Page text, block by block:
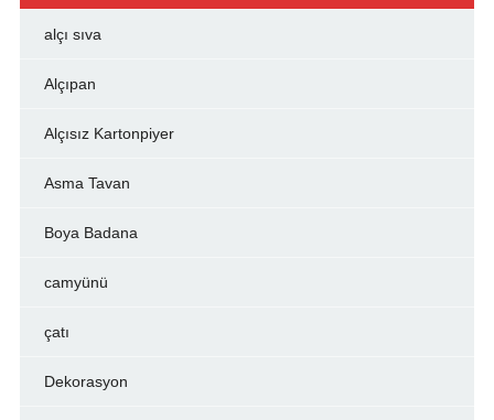
alçı sıva
Alçıpan
Alçısız Kartonpiyer
Asma Tavan
Boya Badana
camyünü
çatı
Dekorasyon